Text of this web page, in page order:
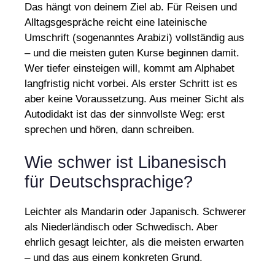
Das hängt von deinem Ziel ab. Für Reisen und
Alltagsgespräche reicht eine lateinische
Umschrift (sogenanntes Arabizi) vollständig aus
– und die meisten guten Kurse beginnen damit.
Wer tiefer einsteigen will, kommt am Alphabet
langfristig nicht vorbei. Als erster Schritt ist es
aber keine Voraussetzung. Aus meiner Sicht als
Autodidakt ist das der sinnvollste Weg: erst
sprechen und hören, dann schreiben.
Wie schwer ist Libanesisch
für Deutschsprachige?
Leichter als Mandarin oder Japanisch. Schwerer
als Niederländisch oder Schwedisch. Aber
ehrlich gesagt leichter, als die meisten erwarten
– und das aus einem konkreten Grund.